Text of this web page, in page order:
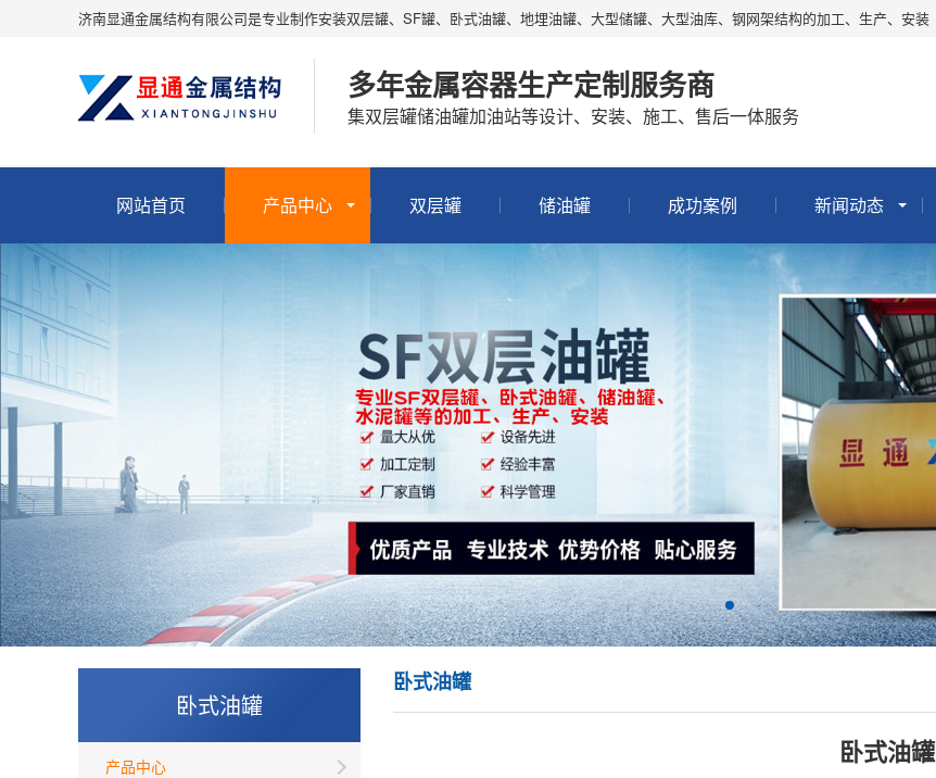
济南显通金属结构有限公司是专业制作安装双层罐、SF罐、卧式油罐、地埋油罐、大型储罐、大型油库、钢网架结构的加工、生产、安装
多年金属容器生产定制服务商
集双层罐储油罐加油站等设计、安装、施工、售后一体服务
网站首页 产品中心 双层罐 储油罐 成功案例 新闻动态
卧式油罐
产品中心
卧式油罐
卧式油罐